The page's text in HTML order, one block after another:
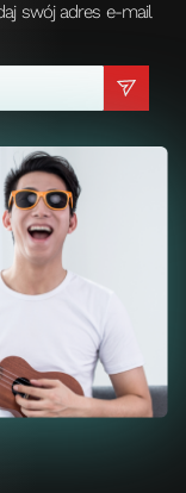
swój adres e-mail